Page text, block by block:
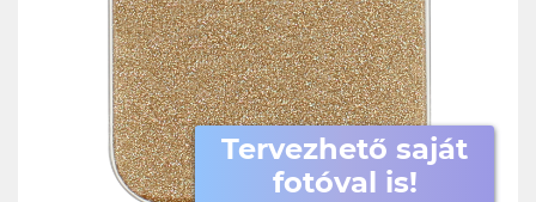
Tervezhető saját
fotóval is!